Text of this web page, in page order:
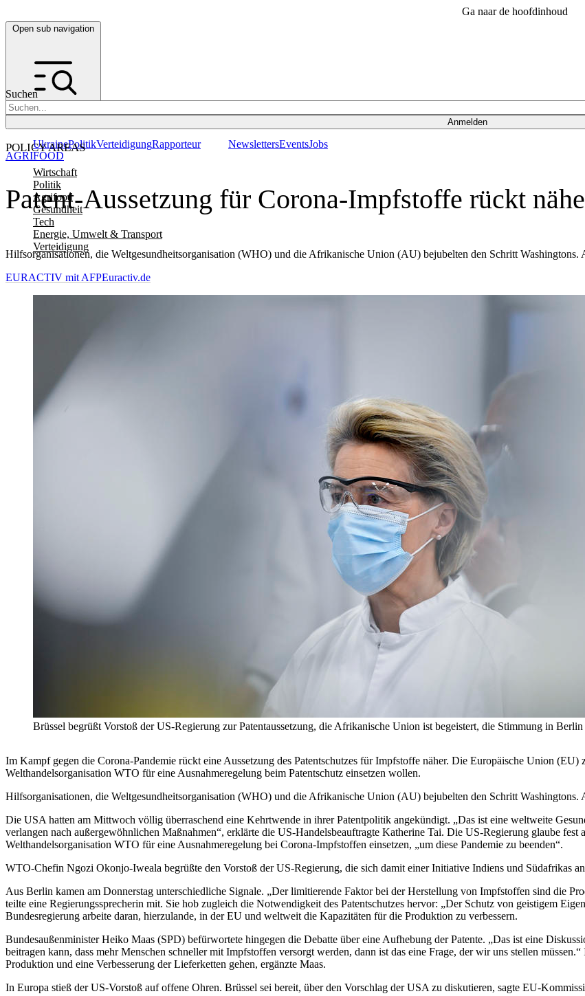
Ga naar de hoofdinhoud
Open sub navigation
Suchen
Anmelden
POLICY AREAS
Wirtschaft
Politik
Agrifood
Gesundheit
Tech
Energie, Umwelt & Transport
Verteidigung
UkrainePolitikVerteidigungRapporteur NewslettersEventsJobs
Patent-Aussetzung für Corona-Impfstoffe rückt
Hilfsorganisationen, die Weltgesundheitsorganisation (WHO) und die Afrikanische Union (AU) bejubelten den Schritt Washingtons.
AGRIFOOD
EURACTIV mit AFPEuractiv.de
Brüssel begrüßt Vorstoß der US-Regierung zur Patentaussetzung, die Afrikanische Union ist begeistert, die Stimmung in
Im Kampf gegen die Corona-Pandemie rückt eine Aussetzung des Patentschutzes für Impfstoffe näher. Die Europäische Union (EU)
Welthandelsorganisation WTO für eine Ausnahmeregelung beim Patentschutz einsetzen wollen.
Hilfsorganisationen, die Weltgesundheitsorganisation (WHO) und die Afrikanische Union (AU) bejubelten den Schritt Washingtons.
Die USA hatten am Mittwoch völlig überraschend eine Kehrtwende in ihrerPatentpolitik angekündigt. „Das ist eine weltweite
verlangen nach außergewöhnlichen Maßnahmen“, erklärte die US-Handelsbeauftragte Katherine Tai. Die US-Regierung glaube fest
Welthandelsorganisation WTO für eine Ausnahmeregelung bei Corona-Impfstoffen einsetzen, „um diese Pandemie zu beenden“.
WTO-Chefin Ngozi Okonjo-Iweala begrüßte den Vorstoß der US-Regierung, die sich damit einer Initiative Indiens und Südafrikas
Aus Berlin kamen am Donnerstag unterschiedliche Signale. „Der limitierende Faktor bei der Herstellung von Impfstoffen sind die
teilte eine Regierungssprecherin mit. Sie hob zugleich die Notwendigkeit des Patentschutzes hervor: „Der Schutz von geistigem
Bundesregierung arbeite daran, hierzulande, in der EU und weltweit die Kapazitäten für die Produktion zu verbessern.
Bundesaußenminister Heiko Maas (SPD) befürwortete hingegen die Debatte übereine Aufhebung der Patente. „Das ist eine
beitragen kann, dass mehr Menschen schneller mit Impfstoffen versorgt werden, dann ist das eine Frage, der wiruns stellen
Produktion und eine Verbesserung der Lieferketten gehen, ergänzte Maas.
In Europa stieß der US-Vorstoß auf offene Ohren. Brüssel sei bereit, überden Vorschlag der USA zu diskutieren, sagte EU-